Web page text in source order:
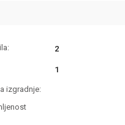
2
1
izgradnje: